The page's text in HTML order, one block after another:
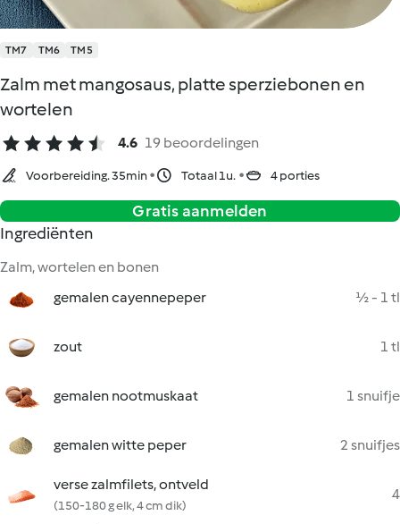
TM7 TM6 TM5
Zalm met mangosaus, platte sperziebonen en
wortelen
4.6 19 beoordelingen
Voorbereiding. 35min Totaal 1u. 4 porties
Gratis aanmelden
Ingrediënten
Zalm, wortelen en bonen
gemalen cayennepeper
½ - 1 tl
zout 1 tl
gemalen nootmuskaat 1 snuifje
gemalen witte peper 2 snuifjes
verse zalmfilets, ontveld
(150-180 g elk, 4 cm dik)
4